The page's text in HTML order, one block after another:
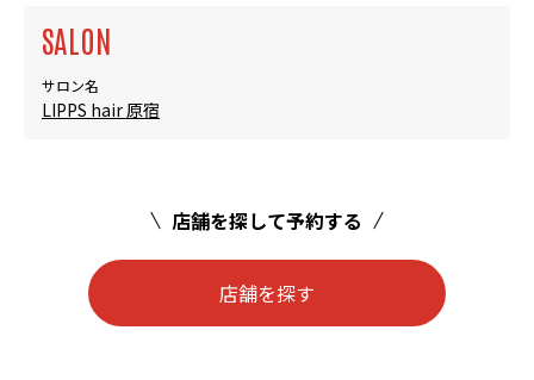
SALON
サロン名
LIPPS hair 原宿
店舗を探して予約する
店舗を探す